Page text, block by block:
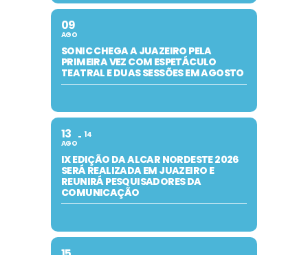
09
AGO
SONIC CHEGA A JUAZEIRO PELA
PRIMEIRA VEZ COM ESPETÁCULO
TEATRAL E DUAS SESSÕES EM AGOSTO
13
AGO
14
IX EDIÇÃO DA ALCAR NORDESTE 2026
SERÁ REALIZADA EM JUAZEIRO E
REUNIRÁ PESQUISADORES DA
COMUNICAÇÃO